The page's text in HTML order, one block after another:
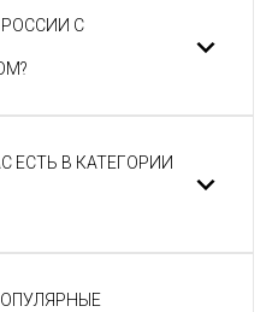
С
ЕСТЬ В КАТЕГОРИИ